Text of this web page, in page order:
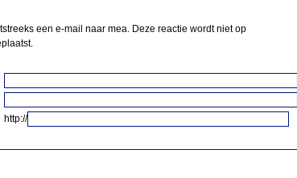
een e-mail naar mea. Deze reactie wordt niet op
http://